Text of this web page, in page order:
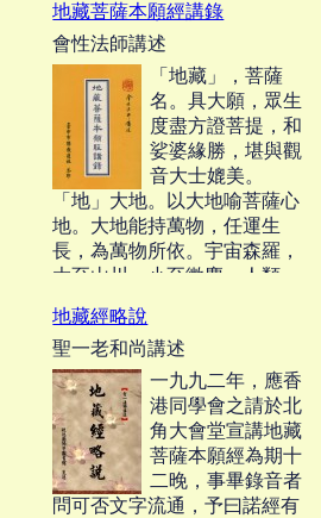
‧‧‧
地藏菩薩本願經講錄
會性法師講述
「地藏」，菩薩
名。具大願，眾生
度盡方證菩提，和
娑婆緣勝，堪與觀
音大士媲美。
「地」大地。以大地喻菩薩心
地。大地能持萬物，任運生
長，為萬物所依。宇宙森羅，
大至山川，小至微塵，人類
地藏菩薩的心能長養眾生善
根，順地藏法門修學，能斷惡
修善，圓成無上菩提，作苦難
眾生的依靠。「地」也喻眾生
心，真心理體，能生萬法。‧‧‧
地藏經略說
聖一老和尚講述
一九九二年，應香
港同學會之請於北
角大會堂宣講地藏
菩薩本願經為期十
二晚，事畢錄音者
問可否文字流通，予曰諾經有